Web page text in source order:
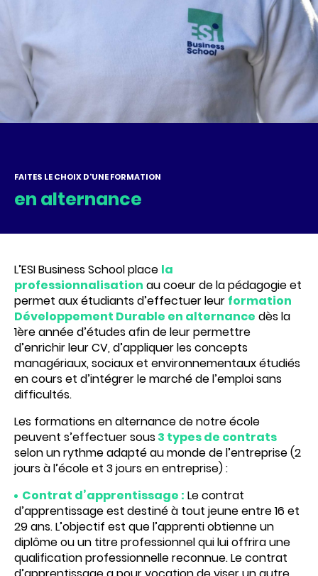
FAITES LE CHOIX D'UNE FORMATION
en alternance
L’ESI Business School place la
professionnalisation au coeur de la pédagogie et
permet aux étudiants d’effectuer leur formation
Développement Durable en alternance dès la
1ère année d’études afin de leur permettre
d’enrichir leur CV, d’appliquer les concepts
managériaux, sociaux et environnementaux étudiés
en cours et d’intégrer le marché de l’emploi sans
difficultés.
Les formations en alternance de notre école
peuvent s’effectuer sous3 types de contrats
selon un rythme adapté au monde de l’entreprise (2
jours à l’école et 3 jours en entreprise) :
Contrat d’apprentissage : Le contrat
d’apprentissage est destiné à tout jeune entre 16 et
29 ans. L’objectif est que l’apprenti obtienne un
diplôme ou un titre professionnel qui lui offrira une
qualification professionnelle reconnue. Le contrat